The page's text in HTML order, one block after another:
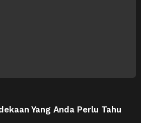
Yang Anda Perlu Tahu